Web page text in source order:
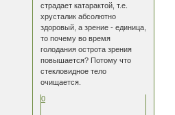
страдает катарактой, т.е.
хрусталик абсолютно
здоровый, а зрение - единица,
то почему во время
голодания острота зрения
повышается? Потому что
стекловидное тело
очищается.
0